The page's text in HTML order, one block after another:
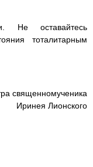
оставайтесь
тоталитарным
священномученика
Иринея Лионского